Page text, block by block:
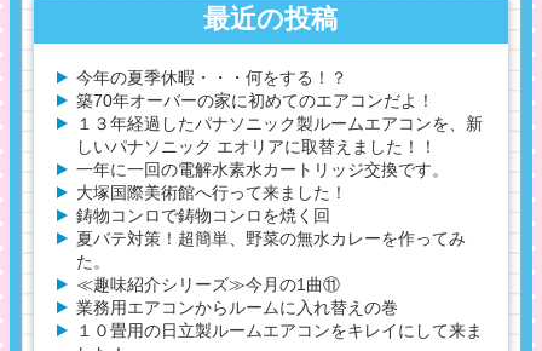
最近の投稿
今年の夏季休暇・・・何をする！？
築70年オーバーの家に初めてのエアコンだよ！
１３年経過したパナソニック製ルームエアコンを、新
しいパナソニック エオリアに取替えました！！
一年に一回の電解水素水カートリッジ交換です。
大塚国際美術館へ行って来ました！
鋳物コンロで鋳物コンロを焼く回
夏バテ対策！超簡単、野菜の無水カレーを作ってみ
た。
≪趣味紹介シリーズ≫今月の1曲⑪
業務用エアコンからルームに入れ替えの巻
１０畳用の日立製ルームエアコンをキレイにして来ま